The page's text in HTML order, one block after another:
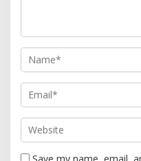
o
n
Save my name, email,